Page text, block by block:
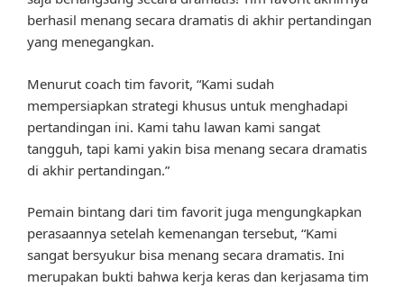
berhasil menang secara dramatis di akhir pertandingan
yang menegangkan.
Menurut coach tim favorit, “Kami sudah
mempersiapkan strategi khusus untuk menghadapi
pertandingan ini. Kami tahu lawan kami sangat
tangguh, tapi kami yakin bisa menang secara dramatis
di akhir pertandingan.”
Pemain bintang dari tim favorit juga mengungkapkan
perasaannya setelah kemenangan tersebut, “Kami
sangat bersyukur bisa menang secara dramatis. Ini
merupakan bukti bahwa kerja keras dan kerjasama tim